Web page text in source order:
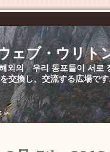
ェブ・ウリト
외의 우리 동포들이 서로
交換し、交流する広場で